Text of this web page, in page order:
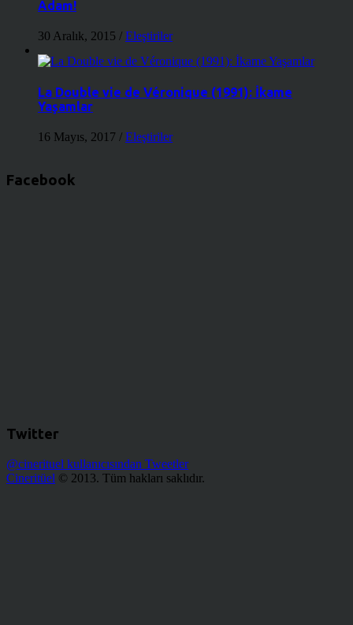
Adam!
30 Aralık, 2015 / Eleştiriler
La Double vie de Véronique (1991): İkame
Yaşamlar
16 Mayıs, 2017 / Eleştiriler
Facebook
Twitter
@cinerituel kullanıcısından Tweetler
Cineritüel © 2013. Tüm hakları saklıdır.